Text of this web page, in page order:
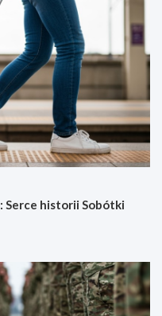
Serce historii Sobótki